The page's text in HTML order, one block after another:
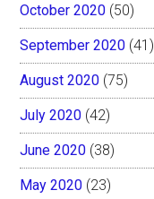
October 2020 (50)
September 2020 (41)
August 2020 (75)
July 2020 (42)
June 2020 (38)
May 2020 (23)